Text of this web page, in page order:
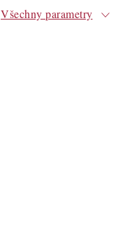
Všechny parametry